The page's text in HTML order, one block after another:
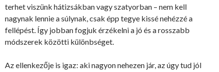
terhet viszünk hátizsákban vagy szatyorban – nem kell
nagynak lennie a súlynak, csak épp tegye kissé nehézzé a
fellépést. Így jobban fogjuk érzékelni a jó és a rosszabb
módszerek közötti különbséget.
Az ellenkezője is igaz: aki nagyon nehezen jár, az úgy tud jól